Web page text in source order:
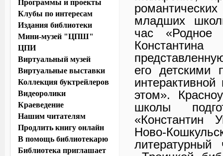
младших
час «Родное
его детскими
этом».
школы
«Константин
Ново-
Программы и проекты
Клубы по интересам
Издания библиотеки
Мини-музей "ЦПШ"
ЦПИ
Виртуальный музей
Виртуальные выставки
Коллекция буктрейлеров
Видеоролики
Краеведение
Нашим читателям
Продлить книгу онлайн
В помощь библиотекарю
Библиотека приглашает